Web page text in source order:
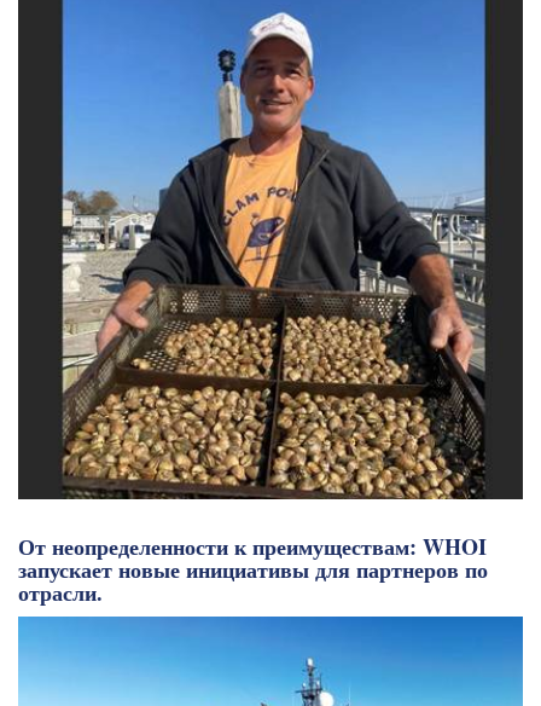
От неопределенности к преимуществам: WHOI
запускает новые инициативы для партнеров по
отрасли.